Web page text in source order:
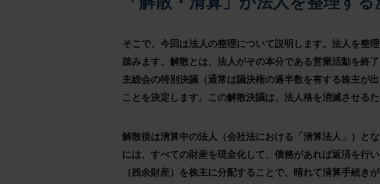
そこで、今回は法人の整理について説明します。法人を整
踏みます。解散とは、法人がその本分である営業活動を終
主総会の特別決議（通常は議決権の過半数を有する株主が
ことを決定します。この解散決議は、法人格を消滅させる
解散後は清算中の法人（会社法における「清算法人」）と
には、すべての財産を現金化して、債務があれば返済を行
（残余財産）を株主に分配することで、晴れて清算手続き